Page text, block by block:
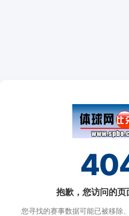
抱歉，您访问的页
您寻找的赛事数据可能已被移除